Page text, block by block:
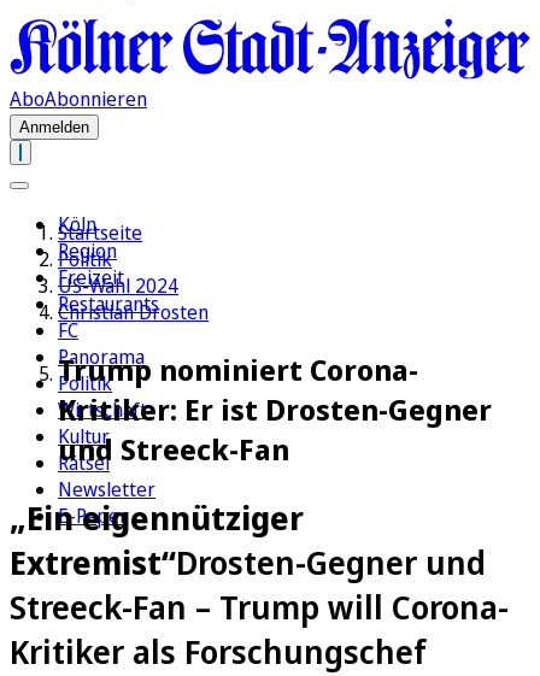
AboAbonnieren
Anmelden
Köln
Region
Freizeit
Restaurants
FC
Panorama
Politik
Wirtschaft
Kultur
Rätsel
Newsletter
E-Paper
Startseite
Politik
US-Wahl 2024
Christian Drosten
Trump nominiert Corona-
Kritiker: Er ist Drosten-Gegner
und Streeck-Fan
„Ein eigennütziger
Extremist“Drosten-Gegner und
Streeck-Fan – Trump will Corona-
Kritiker als Forschungschef